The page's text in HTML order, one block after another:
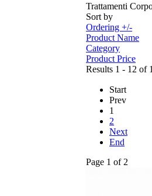
Trattamenti
Sort by
Ordering +/-
Product Name
Category
Product Price
Results 1 - 12 of
Start
Prev
1
2
Next
End
Page 1 of 2